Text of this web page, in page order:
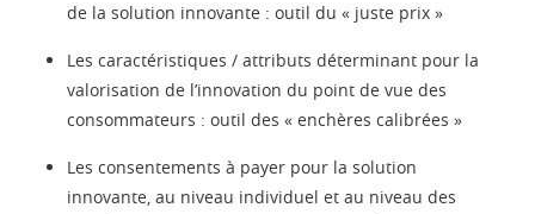
de la solution innovante : outil du « juste prix »
Les caractéristiques / attributs déterminant pour la
valorisation de l’innovation du point de vue des
consommateurs : outil des « enchères calibrées »
Les consentements à payer pour la solution
innovante, au niveau individuel et au niveau des